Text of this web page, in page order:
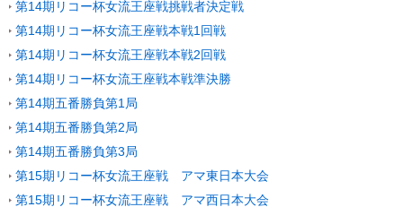
第14期リコー杯女流王座戦挑戦者決定戦
第14期リコー杯女流王座戦本戦1回戦
第14期リコー杯女流王座戦本戦2回戦
第14期リコー杯女流王座戦本戦準決勝
第14期五番勝負第1局
第14期五番勝負第2局
第14期五番勝負第3局
第15期リコー杯女流王座戦 アマ東日本大会
第15期リコー杯女流王座戦 アマ西日本大会